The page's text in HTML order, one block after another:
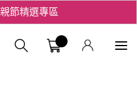
節精選專區
星選禮遇！
義大購物